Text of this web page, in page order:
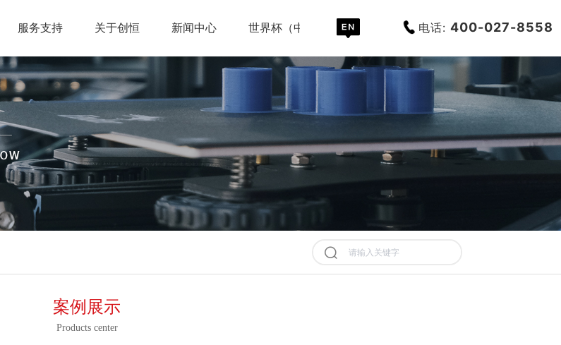
服务支持 关于创恒 新闻中心 世界杯（中国） 电话:400-027-8558
清空记录
案例展示
Products center